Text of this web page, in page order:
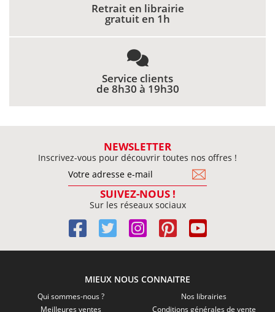
Retrait en librairie
gratuit en 1h
Service clients
de 8h30 à 19h30
NEWSLETTER
Inscrivez-vous pour découvrir toutes nos offres !
SUIVEZ-NOUS !
Sur les réseaux sociaux
MIEUX NOUS CONNAITRE
Qui sommes-nous ?
Meilleures ventes
Nos librairies
Conditions générales de vente